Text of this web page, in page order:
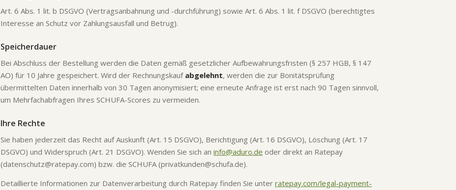
Art. 6 Abs. 1 lit. b DSGVO (Vertragsanbahnung und -durchführung) sowie Art. 6 Abs. 1 lit. f DSGVO (berechtigtes
Interesse an Schutz vor Zahlungsausfall und Betrug).
Speicherdauer
Bei Abschluss der Bestellung werden die Daten gemäß gesetzlicher Aufbewahrungsfristen (§ 257 HGB, § 147
AO) für 10 Jahre gespeichert. Wird der Rechnungskauf abgelehnt, werden die zur Bonitätsprüfung
übermittelten Daten innerhalb von 30 Tagen anonymisiert; eine erneute Anfrage ist erst nach 90 Tagen sinnvoll,
um Mehrfachabfragen Ihres SCHUFA-Scores zu vermeiden.
Ihre Rechte
Sie haben jederzeit das Recht auf Auskunft (Art. 15 DSGVO), Berichtigung (Art. 16 DSGVO), Löschung (Art. 17
DSGVO) und Widerspruch (Art. 21 DSGVO). Wenden Sie sich an info@aduro.de oder direkt an Ratepay
(datenschutz@ratepay.com) bzw. die SCHUFA (privatkunden@schufa.de).
Detaillierte Informationen zur Datenverarbeitung durch Ratepay finden Sie unter ratepay.com/legal-payment-